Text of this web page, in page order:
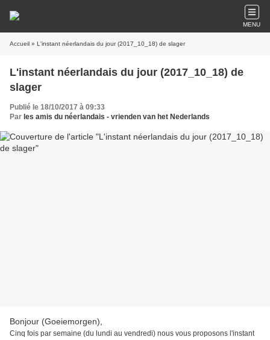
MENU
Accueil » L'instant néerlandais du jour (2017_10_18) de slager
L'instant néerlandais du jour (2017_10_18) de
slager
Publié le 18/10/2017 à 09:33
Par les amis du néerlandais - vrienden van het Nederlands
Bonjour (Goeiemorgen),
Cinq fois par semaine (du lundi au vendredi) nous vous proposons l'instant